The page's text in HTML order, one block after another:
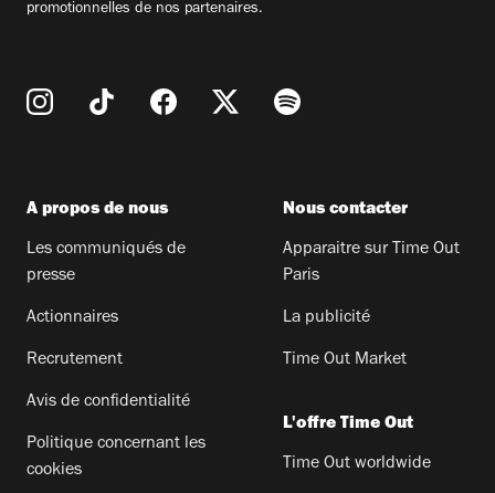
promotionnelles de nos partenaires.
A propos de nous
Les communiqués de
presse
Actionnaires
Recrutement
Avis de confidentialité
Politique concernant les
cookies
Nous contacter
Apparaitre sur Time Out
Paris
La publicité
Time Out Market
L'offre Time Out
Time Out worldwide